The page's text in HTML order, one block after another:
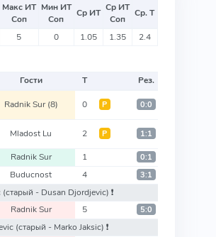
Макс ИТ
Соп
Мин ИТ
Соп
Ср ИТ Ср ИТ
Соп
Ср. Т
5 0 1.05 1.35 2.4
Гости Т
Рез.
Radnik Sur(8) 0 Р 0:0
Mladost Lu 2 Р 1:1
Radnik Sur 1 0:1
Buducnost 4 3:1
(старый - Dusan Djordjevic) ❗️
Radnik Sur 5 5:0
(старый - Marko Jaksic) ❗️